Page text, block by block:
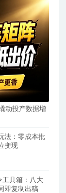
动投产数据增
法：零成本批
变现
工具箱：八大
即复制出稿